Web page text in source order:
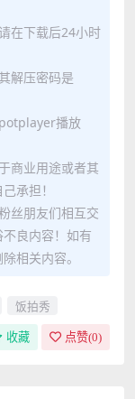
在下载后24小时
解压密码是
播放
商业用途或者其
承担！
丝朋友们相互交
良内容！如有
相关内容。
饭拍秀
收藏 点赞(0)